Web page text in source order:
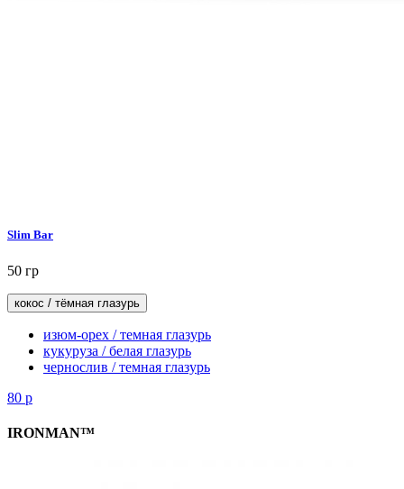
Slim Bar
50 гр
кокос / тёмная глазурь
изюм-орех / темная глазурь
кукуруза / белая глазурь
чернослив / темная глазурь
80 р
IRONMAN™